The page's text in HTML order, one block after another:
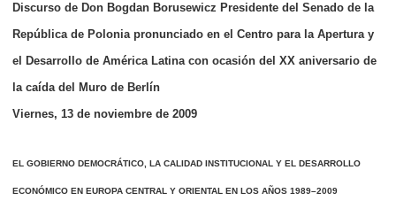
Discurso de Don Bogdan Borusewicz Presidente del Senado de la
República de Polonia pronunciado en el Centro para la Apertura y
el Desarrollo de América Latina con ocasión del XX aniversario de
la caída del Muro de Berlín
Viernes, 13 de noviembre de 2009
EL GOBIERNO DEMOCRÁTICO, LA CALIDAD INSTITUCIONAL Y EL DESARROLLO
ECONÓMICO EN EUROPA CENTRAL Y ORIENTAL EN LOS AÑOS 1989–2009